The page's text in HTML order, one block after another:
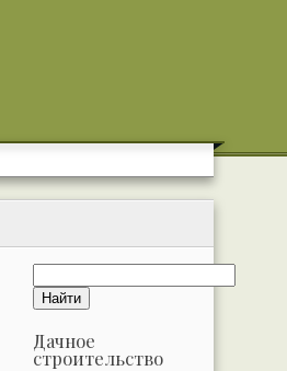
Дачное
строительство